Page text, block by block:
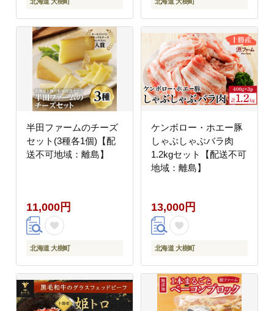
半田ファームのチーズ
セット(3種各1個)【配
送不可地域：離島】
11,000円
北海道 大樹町
ケンボロー・ホエー豚
しゃぶしゃぶバラ肉
1.2kgセット【配送不可
地域：離島】
13,000円
北海道 大樹町